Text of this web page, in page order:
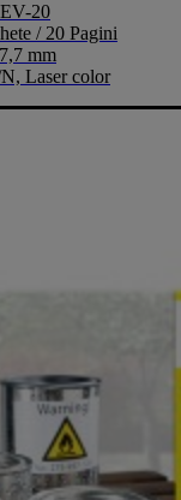
20
/ 20 Pagini
mm
Laser color